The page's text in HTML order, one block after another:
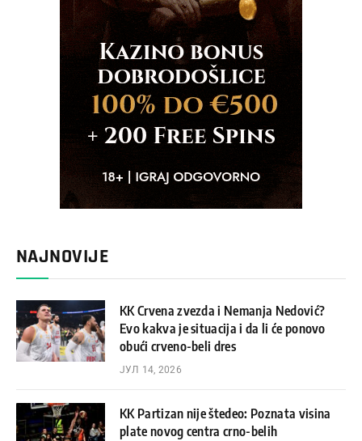
NAJNOVIJE
KK Crvena zvezda i Nemanja Nedović?
Evo kakva je situacija i da li će ponovo
obući crveno-beli dres
ЈУЛ 14, 2026
KK Partizan nije štedeo: Poznata visina
plate novog centra crno-belih